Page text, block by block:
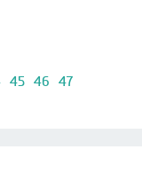
45 46 47